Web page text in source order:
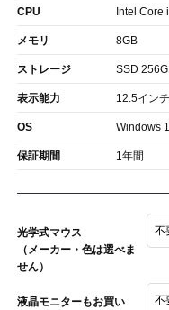
CPU Intel Core
メモリ 8GB
ストレージ SSD
表示能力 12.5イン
OS Windows
保証期間 1年間
光学式マウス
（メーカー・色は選べま
せん）
液晶モニターもお買い